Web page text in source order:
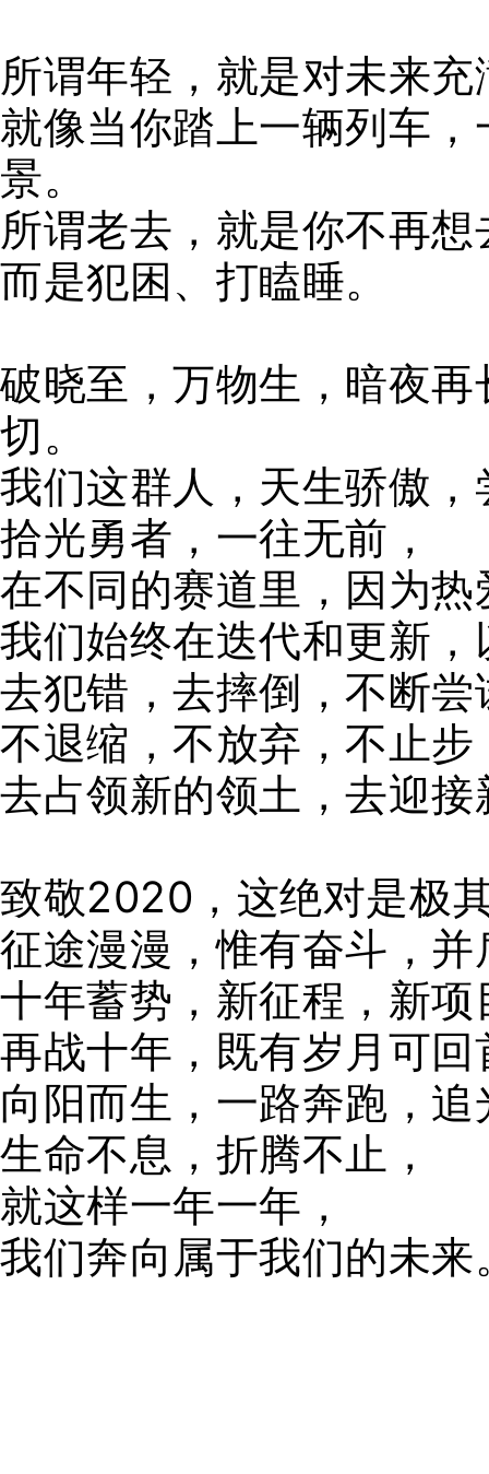
所谓年轻，就是对未来
就像当你踏上一辆列车
景。
所谓老去，就是你不再
而是犯困、打瞌睡。
破晓至，万物生，暗夜
切。
我们这群人，天生骄傲
拾光勇者，一往无前，
在不同的赛道里，因为
我们始终在迭代和更新
去犯错，去摔倒，不断尝
不退缩，不放弃，不止步
去占领新的领土，去迎
致敬2020，这绝对是极
征途漫漫，惟有奋斗，
十年蓄势，新征程，新
再战十年，既有岁月可
向阳而生，一路奔跑，追
生命不息，折腾不止，
就这样一年一年，
我们奔向属于我们的未来